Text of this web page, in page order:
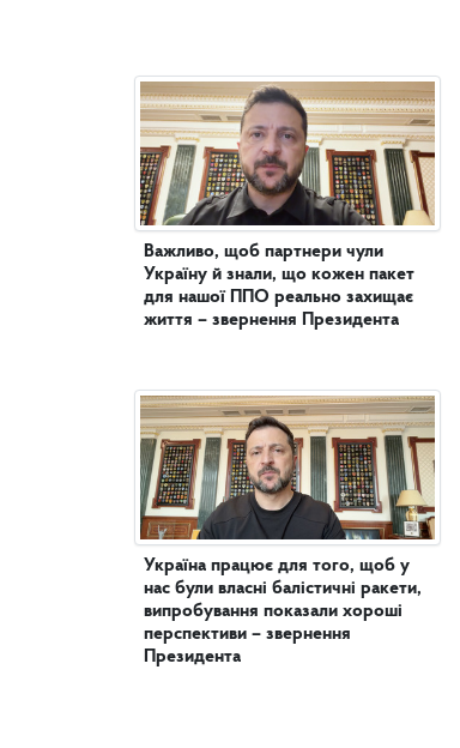
Важливо, щоб партнери чули
Україну й знали, що кожен пакет
для нашої ППО реально захищає
життя – звернення Президента
Україна працює для того, щоб у
нас були власні балістичні ракети,
випробування показали хороші
перспективи – звернення
Президента